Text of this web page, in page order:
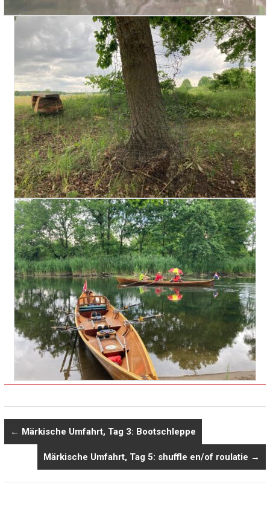
← Märkische Umfahrt, Tag 3: Bootschleppe
Märkische Umfahrt, Tag 5: shuffle en/of roulatie →